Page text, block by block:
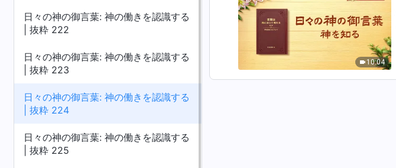
日々の神の御言葉: 神の働きを認識する
| 抜粋 222
日々の神の御言葉: 神の働きを認識する
| 抜粋 223
日々の神の御言葉: 神の働きを認識する
| 抜粋 224
日々の神の御言葉: 神の働きを認識する
| 抜粋 225
10:04